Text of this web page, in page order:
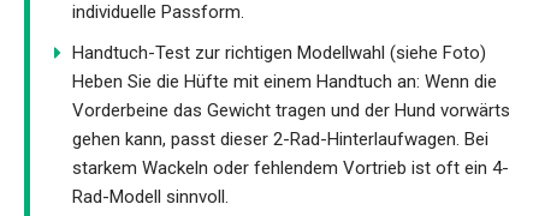
individuelle Passform.
Handtuch-Test zur richtigen Modellwahl (siehe Foto)
Heben Sie die Hüfte mit einem Handtuch an: Wenn die
Vorderbeine das Gewicht tragen und der Hund vorwärts
gehen kann, passt dieser 2-Rad-Hinterlaufwagen. Bei
starkem Wackeln oder fehlendem Vortrieb ist oft ein 4-
Rad-Modell sinnvoll.